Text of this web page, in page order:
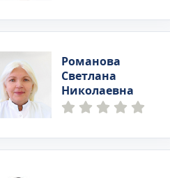
Романова
Светлана
Николаевна